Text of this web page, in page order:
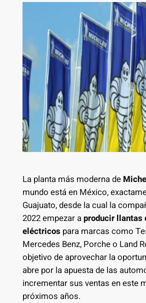
La planta más moderna de
mundo está en México,
Guajuato, desde la cual la
2022 empezar aproducir llantas
eléctricos para marcas como
Mercedes Benz, Porche o Land
objetivo de aprovechar la
abre por la apuesta de las
incrementar sus ventas en este
próximos años.